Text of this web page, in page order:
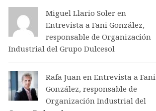
Miguel Llario Soler en
Entrevista a Fani González,
responsable de Organización
Industrial del Grupo Dulcesol
Rafa Juan en Entrevista a Fani
González, responsable de
Organización Industrial del